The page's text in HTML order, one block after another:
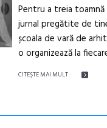
Pentru a treia
jurnal pregătite de
școala de vară de
o organizează la
CITEŞTE MAI MULT